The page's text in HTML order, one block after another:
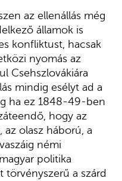
az ellenállás még
államok is
konfliktust, hacsak
nyomás az
Csehszlovákiára
mindig esélyt ad a
ha ez 1848-49-ben
hogy az
olasz háború, a
némi
politika
törvényszerű a szárd